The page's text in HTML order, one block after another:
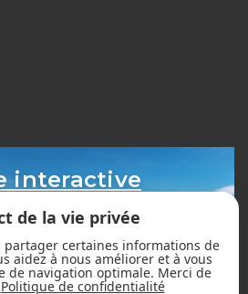
interactive
de la vie privée
partager certaines informations de
aidez à nous améliorer et à vous
de navigation optimale. Merci de
Politique de confidentialité